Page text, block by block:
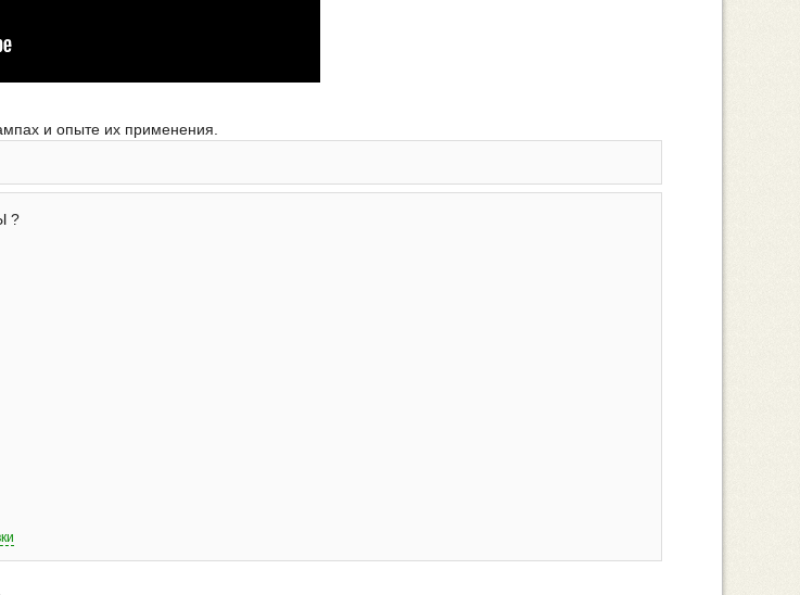
и опыте их применения.
?